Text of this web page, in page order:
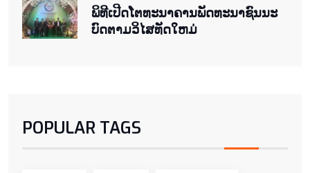
ພິ​ທີ​ເປີດ​ໂຕ​ທະ​ນາ​ຄານ​ພັດ​ທະ​ນາ​ຊົນ​ນະ​
ບົດ​ຕາມ​ວິ​ໄສ​ທັດ​ໃຫມ່
POPULAR TAGS